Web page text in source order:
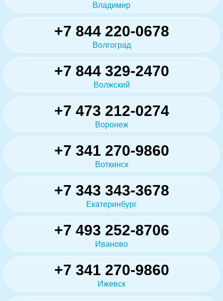
Владимир
+7 844 220-0678
Волгоград
+7 844 329-2470
Волжский
+7 473 212-0274
Воронеж
+7 341 270-9860
Воткинск
+7 343 343-3678
Екатеринбург
+7 493 252-8706
Иваново
+7 341 270-9860
Ижевск